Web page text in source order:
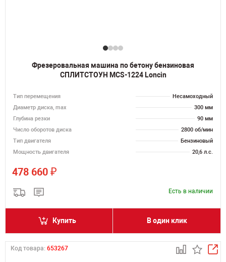
Фрезеровальная машина по бетону бензиновая
СПЛИТСТОУН MCS-1224 Loncin
Тип перемещения
Несамоходный
Диаметр диска, max
300 мм
Глубина резки
90 мм
Число оборотов диска
2800 об/мин
Тип двигателя
Бензиновый
Мощность двигателя
20,6 л.с.
478 660 ₽
Есть в наличии
Купить В один клик
Код товара: 653267